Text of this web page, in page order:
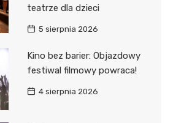
teatrze dla dzieci
5 sierpnia 2026
Kino bez barier: Objazdowy
festiwal filmowy powraca!
4 sierpnia 2026